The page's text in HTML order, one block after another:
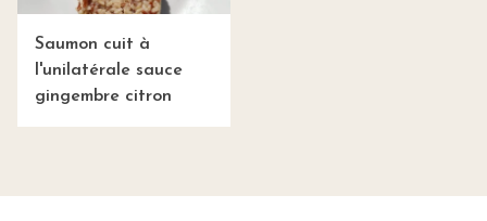
Saumon cuit à
l'unilatérale sauce
gingembre citron